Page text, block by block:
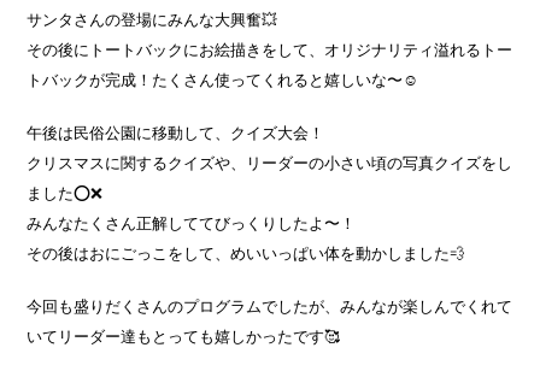
サンタさんの登場にみんな大興奮💥
その後にトートバックにお絵描きをして、オリジナリティ溢れるトー
トバックが完成！たくさん使ってくれると嬉しいな〜☺️
午後は民俗公園に移動して、クイズ大会！
クリスマスに関するクイズや、リーダーの小さい頃の写真クイズをし
ました⭕️❌
みんなたくさん正解しててびっくりしたよ〜！
その後はおにごっこをして、めいいっぱい体を動かしました💨
今回も盛りだくさんのプログラムでしたが、みんなが楽しんでくれて
いてリーダー達もとっても嬉しかったです🥰